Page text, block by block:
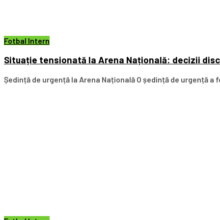
Fotbal Intern
Situație tensionată la Arena Națională: decizii
Ședință de urgență la Arena Națională O ședință de urgență